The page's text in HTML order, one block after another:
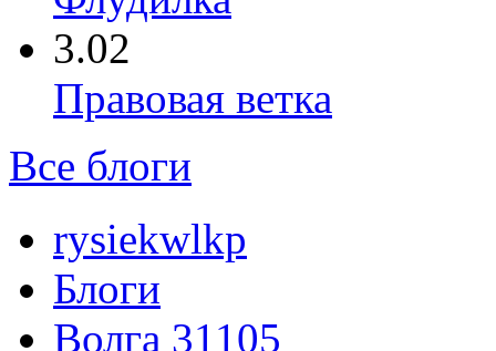
3.02
Правовая ветка
Все блоги
rysiekwlkp
Блоги
Волга 31105